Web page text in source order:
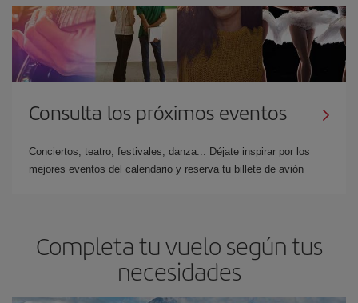
Consulta los próximos eventos
Conciertos, teatro, festivales, danza... Déjate inspirar por los
mejores eventos del calendario y reserva tu billete de avión
Completa tu vuelo según tus
necesidades